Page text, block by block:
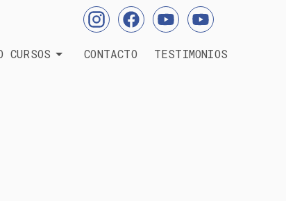
CURSOS CONTACTO TESTIMONIOS